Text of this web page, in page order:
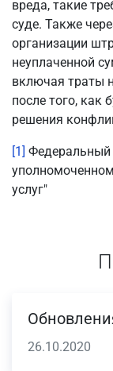
вреда, такие
суде. Также
организации
неуплаченной
включая траты
после того, как
решения
[1] Федеральный
услуг"
26.10.2020